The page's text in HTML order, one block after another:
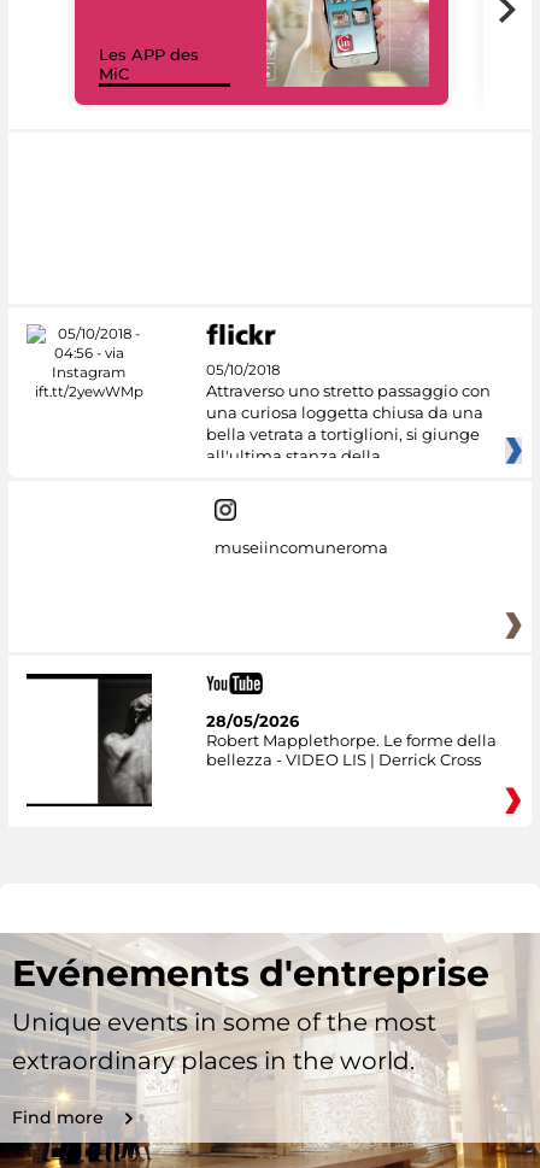
Les APP des
MiC
05/10/2018
Attraverso uno stretto passaggio con
una curiosa loggetta chiusa da una
bella vetrata a tortiglioni, si giunge
all'ultima stanza della
museiincomuneroma
28/05/2026
Robert Mapplethorpe. Le forme della
bellezza - VIDEO LIS | Derrick Cross
Evénements d'entreprise
Unique events in some of the most
extraordinary places in the world.
Find more